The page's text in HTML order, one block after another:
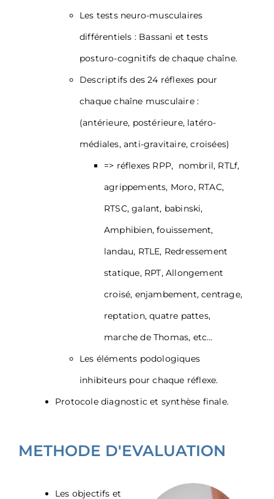
Les tests neuro-musculaires
différentiels : Bassani et tests
posturo-cognitifs de chaque chaîne.
Descriptifs des 24 réflexes pour
chaque chaîne musculaire :
(antérieure, postérieure, latéro-
médiales, anti-gravitaire, croisées)
=> réflexes RPP, nombril, RTLf,
agrippements, Moro, RTAC,
RTSC, galant, babinski,
Amphibien, fouissement,
landau, RTLE, Redressement
statique, RPT, Allongement
croisé, enjambement, centrage,
reptation, quatre pattes,
marche de Thomas, etc…
Les éléments podologiques
inhibiteurs pour chaque réflexe.
Protocole diagnostic et synthèse finale.
METHODE D'EVALUATION
Les objectifs et